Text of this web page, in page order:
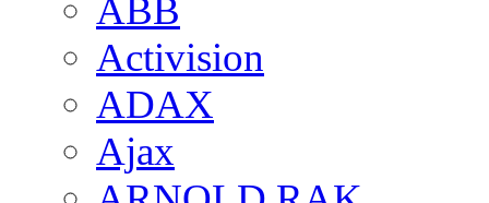
ABB
Activision
ADAX
Ajax